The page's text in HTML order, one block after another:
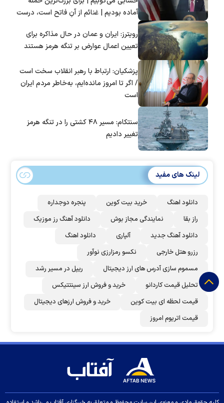
آماده بودیم | غنائم از آنِ فاتح است، درست
رویترز: ایران و عمان در حال مذاکره برای
تعیین اعمال عوارض بر تنگه هرمز هستند
پزشکیان: ارتباط با رهبر انقلاب سخت است
/ اگر تا امروز مانده‌ایم، به‌خاطر مردم ایران
است
سنتکام: مسیر ۴۸ کشتی را در تنگه هرمز
تغییر دادیم
لینک های مفید
دانلود اهنگ خرید بیت کوین
پنجره دوجداره
راز بقا
نمایندگی مجاز بوش
دانلود آهنگ رز‌ موزیک
دانلود آهنگ جدید
آلپاری
دانلود اهنگ
رزرو هتل خارجی
نکسو رمزارزی نوآور
مسموم سازی آدرس های ارز دیجیتال
ریپل در مسیر رشد
تحلیل قیمت کاردانو
خرید و فروش ارز سینتتیکس
قیمت لحظه ای بیت کوین
خرید و فروش ارزهای دیجیتال
قیمت اتریوم امروز